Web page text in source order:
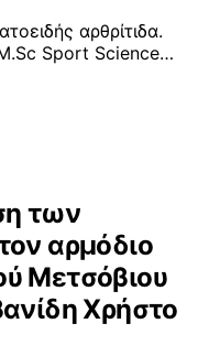
αρθρίτιδα.
Sport Science…
των
αρμόδιο
Μετσόβιου
Χρήστο